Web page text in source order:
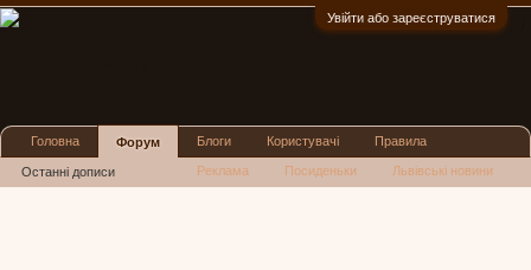
Увійти або зареєструватися
Головна Форум
Останні дописи
Блоги Користувачі Правила
Реклама Посиденьки Львівські новини